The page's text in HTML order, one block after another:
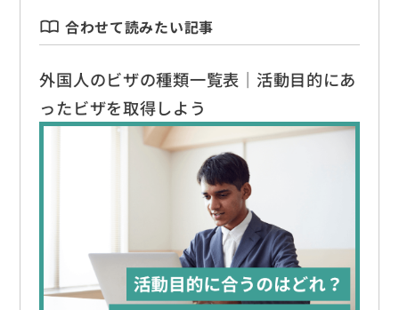
合わせて読みたい記事
外国人のビザの種類一覧表｜活動目的にあ
ったビザを取得しよう